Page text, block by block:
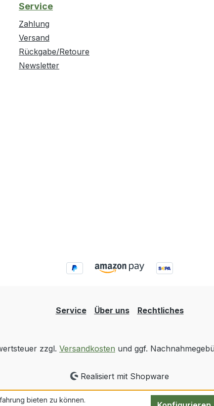
Service
Zahlung
Versand
Rückgabe/Retoure
Newsletter
Service Über uns Rechtliches
zzgl. Versandkosten und ggf.
Realisiert mit Shopware
bieten zu können.